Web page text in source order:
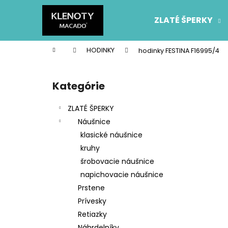
ZLATÉ ŠPERKY
Domov HODINKY hodinky FESTINA F16995/4
Preskočiť
kategórie
Kategórie
ZLATÉ ŠPERKY
Náušnice
klasické náušnice
kruhy
šrobovacie náušnice
napichovacie náušnice
Prstene
Prívesky
Retiazky
í
do
do